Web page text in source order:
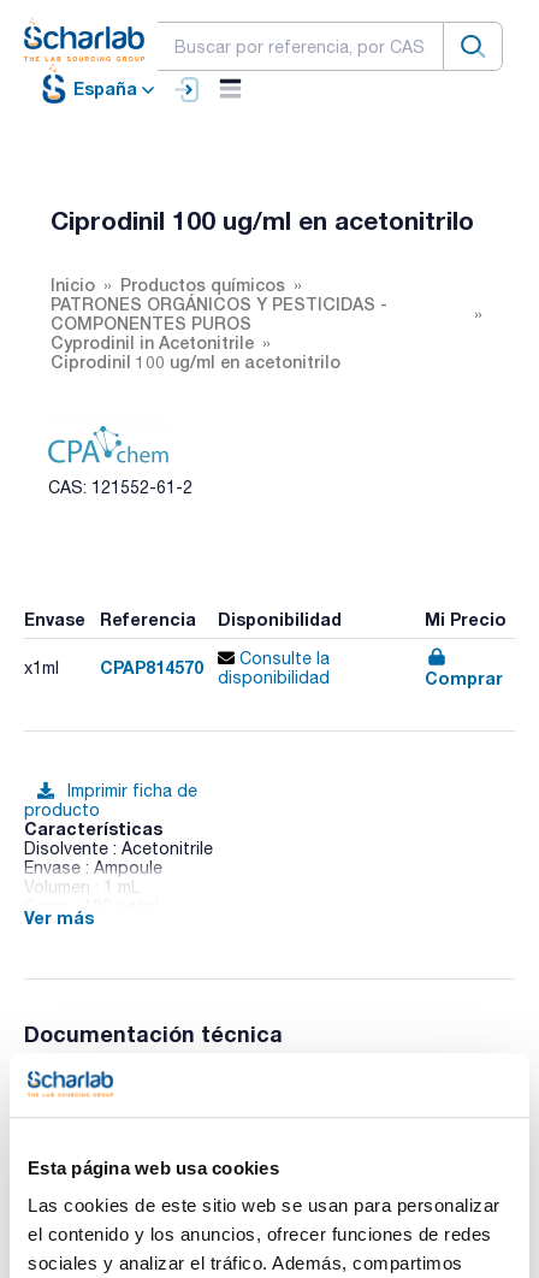
Esta página web usa cookies
Las cookies de este sitio web se usan para personalizar
el contenido y los anuncios, ofrecer funciones de redes
sociales y analizar el tráfico. Además, compartimos
España
Ciprodinil 100 ug/ml en acetonitrilo
Inicio
Productos químicos
PATRONES ORGÁNICOS Y PESTICIDAS -
COMPONENTES PUROS
Cyprodinil in Acetonitrile
Ciprodinil 100 ug/ml en acetonitrilo
CAS: 121552-61-2
Envase Referencia Disponibilidad Mi Precio
x1ml CPAP814570
Consulte la
disponibilidad
Comprar
Imprimir ficha de
producto
Características
Disolvente : Acetonitrile
Envase : Ampoule
Volumen : 1 mL
CAS : [121552-61-2]
Ver más
Documentación técnica
TDS / Ficha técnica
Regístrate para
Regístrate para
SDS/ Hoja de seguridad
Regístrate para
descargas